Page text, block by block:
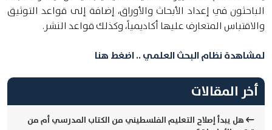
الباحثون في إعداد الأبحاث والأوراق، إضافة إلى قواعد التوثيق
والاقتباس المتعارف عليها أكاديمياً، وكذلك قواعد النشر.
لمشاهدة نظام البحث العلمي .. اضغط هنا
أخر المقالات
هل يبدأ إصلاح التعليم الفلسطيني من الكتاب المدرسي أم من